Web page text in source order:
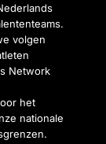
volgen
Network
het
nationale